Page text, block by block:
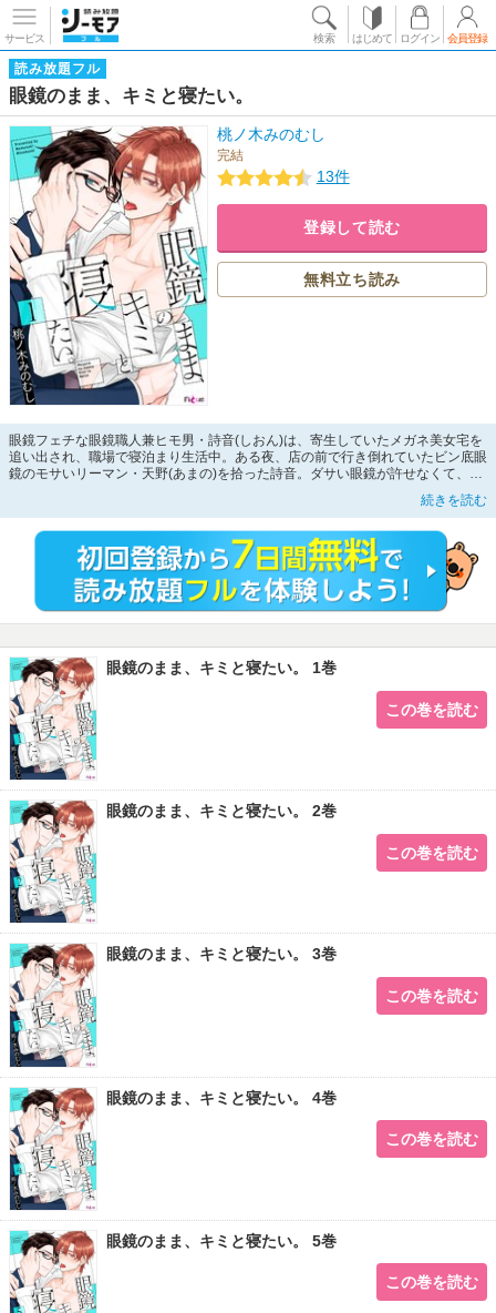
サービス 検索 はじめて ログイン 会員登録
読み放題フル
眼鏡のまま、キミと寝たい。
桃ノ木みのむし
完結
13件
登録して読む
無料立ち読み
眼鏡フェチな眼鏡職人兼ヒモ男・詩音(しおん)は、寄生していたメガネ美女宅を
追い出され、職場で寝泊まり生活中。ある夜、店の前で行き倒れていたビン底眼
鏡のモサいリーマン・天野(あまの)を拾った詩音。ダサい眼鏡が許せなくて、試
作品を装着させたら…なんだかムラムラくる色っぽいインテリメガネに大変身!!
「アンタ、自分の作ったメガネに発情する変態なんだな」天野のビジュアルに欲
鏡フェチのヒモ男のフェティッシュ・ラブコメディ♪【本作品は他社より配信さ
れていた「眼鏡のまま、キミと寝たい。」を一部加筆修正したものです。重複購
入にご注意ください】【フィカス】
続きを読む
眼鏡のまま、キミと寝たい。 1巻
この巻を読む
眼鏡のまま、キミと寝たい。 2巻
この巻を読む
眼鏡のまま、キミと寝たい。 3巻
この巻を読む
眼鏡のまま、キミと寝たい。 4巻
この巻を読む
眼鏡のまま、キミと寝たい。 5巻
この巻を読む